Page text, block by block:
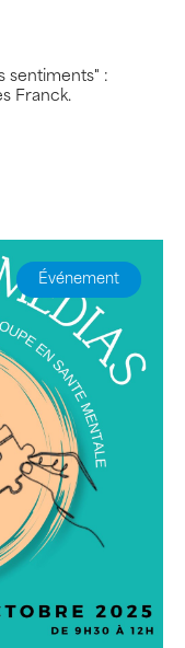
sentiments" :
Franck.
Événement